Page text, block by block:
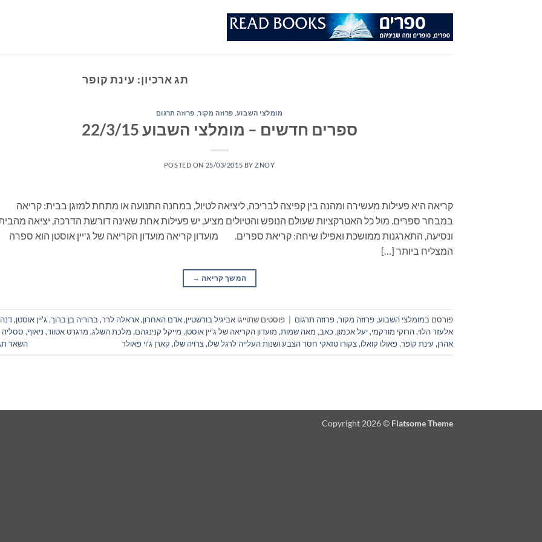
תג ארכיון: עינת קופר
מומלצי השבוע פרוזה מקור, פרוזה תרגום
ספרים חדשים – מומלצי השבוע 22/3/15
POSTED ON 25/03/2015 BYZNOY
קריאה היא פעילות מעשירה ומהנה בין קפיצה לבריכה, ליציאה לטיול, במחנה התנועה או מתחת למזגן בבית: קריאה
במבחר ספרים. מול כל האטרקציות שעולם הנופש והטיולים מציע, יש פעילות אחת שאינה דורשת הדרכה, יציאה
ונסיעה, התארגנות ממושכת ואפילו שיחה: קריאת ספרים. מועדון קריאה מועדון הקריאה של ג'יין אוסטן הוא ספרה
המצליח ביותר […]
המשך קריאה →
פורסם במומלצי השבוע,פרוזה מקור,פרוזה תרגום פוסטים שתוייגו אביגיל בורשטיין,אדם האחרון,אראלה לרר, ברוריה בן ברוך, ג'יין אוסטן,דנה
אלעזר הלוי,הרוקי מורקמי,יעל אכמון, כאב, מאה שמות, מועדון הקריאה של ג'יין אוסטן, מייקל קנינגהם, מלכת השלג, מרגרט אטווד, ניאוף, ססליה
אהרן, עינת קופר,פאולו קואלו,צקורו טזאקי חסר הצבע ושנות העלייה לרגל שלו,צרויה שלו, קארן ג'וי פאולר השאר
Copyright 2026 © Flatsome Theme